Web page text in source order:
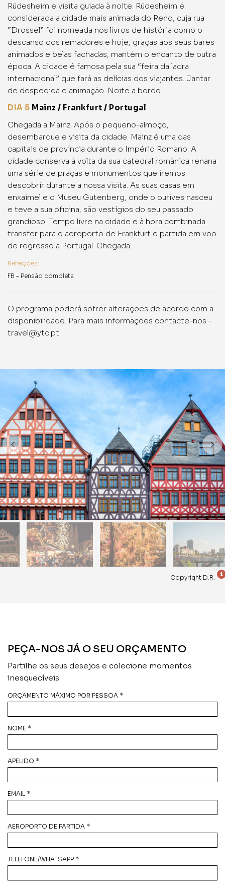
Rüdesheim e visita guiada à noite. Rüdesheim é
considerada a cidade mais animada do Reno, cuja rua
“Drossel” foi nomeada nos livros de história como o
descanso dos remadores e hoje, graças aos seus bares
animados e belas fachadas, mantém o encanto de outra
época. A cidade é famosa pela sua “feira da ladra
internacional” que fará as delícias dos viajantes. Jantar
de despedida e animação. Noite a bordo.
DIA 5 Mainz / Frankfurt / Portugal
Chegada a Mainz. Após o pequeno-almoço,
desembarque e visita da cidade. Mainz é uma das
capitais de província durante o Império Romano. A
cidade conserva à volta da sua catedral românica renana
uma série de praças e monumentos que iremos
descobrir durante a nossa visita. As suas casas em
enxaimel e o Museu Gutenberg, onde o ourives nasceu
e teve a sua oficina, são vestígios do seu passado
grandioso. Tempo livre na cidade e à hora combinada
transfer para o aeroporto de Frankfurt e partida em voo
de regresso a Portugal. Chegada.
Refeições:
FB – Pensão completa
O programa poderá sofrer alterações de acordo com a
disponibilidade. Para mais informações contacte-nos -
travel@ytc.pt
Copyright D.R.
PEÇA-NOS JÁ O SEU ORÇAMENTO
Partilhe os seus desejos e colecione momentos
inesquecíveis.
ORÇAMENTO MÁXIMO POR PESSOA *
NOME *
APELIDO *
EMAIL *
AEROPORTO DE PARTIDA *
TELEFONE/WHATSAPP *